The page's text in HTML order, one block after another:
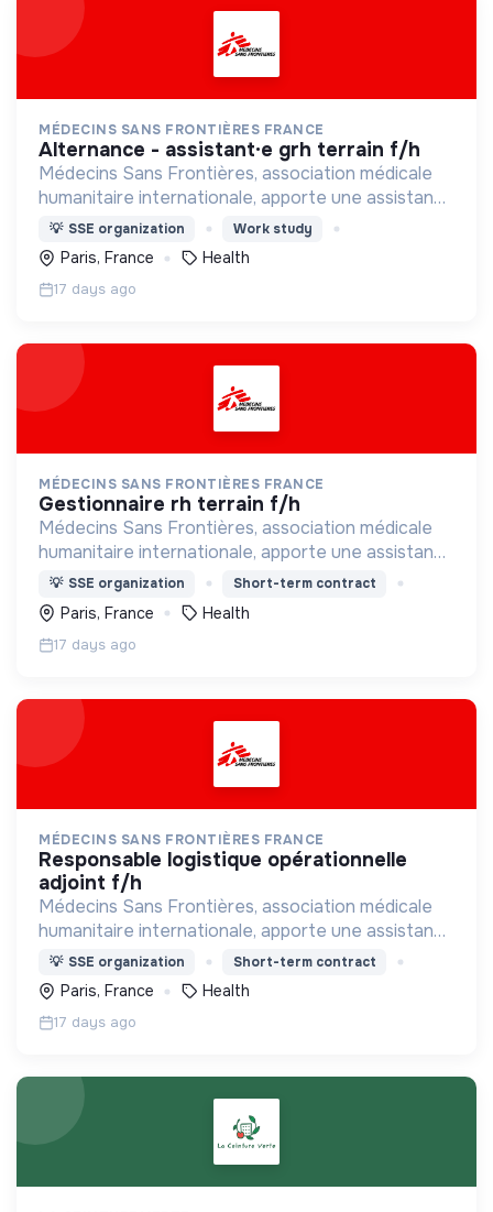
MÉDECINS SANS FRONTIÈRES FRANCE
alternance - assistant·e grh terrain f/h
Médecins Sans Frontières, association médicale
humanitaire internationale, apporte une assistance
médicale à des populations dont la vie est
menacée.
💡 SSE organization Work study
Paris, France Health
17 days ago
MÉDECINS SANS FRONTIÈRES FRANCE
gestionnaire rh terrain f/h
Médecins Sans Frontières, association médicale
humanitaire internationale, apporte une assistance
médicale à des populations dont la vie est
menacée.
💡 SSE organization Short-term contract
Paris, France Health
17 days ago
MÉDECINS SANS FRONTIÈRES FRANCE
responsable logistique opérationnelle
adjoint f/h
Médecins Sans Frontières, association médicale
humanitaire internationale, apporte une assistance
médicale à des populations dont la vie est
menacée.
💡 SSE organization Short-term contract
Paris, France Health
17 days ago